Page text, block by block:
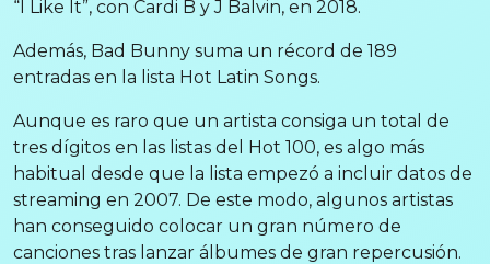
“I Like It”, con Cardi B y J Balvin, en 2018.
Además, Bad Bunny suma un récord de 189
entradas en la lista Hot Latin Songs.
Aunque es raro que un artista consiga un total de
tres dígitos en las listas del Hot 100, es algo más
habitual desde que la lista empezó a incluir datos de
streaming en 2007. De este modo, algunos artistas
han conseguido colocar un gran número de
canciones tras lanzar álbumes de gran repercusión.